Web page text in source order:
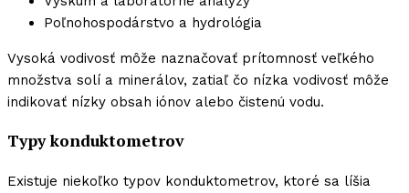
Poľnohospodárstvo a hydrológia
Vysoká vodivosť môže naznačovať prítomnosť veľkého
množstva solí a minerálov, zatiaľ čo nízka vodivosť môže
indikovať nízky obsah iónov alebo čistenú vodu.
Typy konduktometrov
Existuje niekoľko typov konduktometrov, ktoré sa líšia